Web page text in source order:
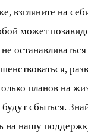
взгляните на
может
планов на
сбыться.
на нашу